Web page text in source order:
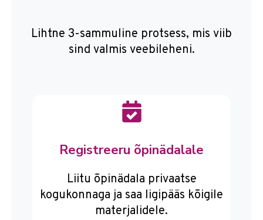
Lihtne 3-sammuline protsess, mis viib
sind valmis veebileheni.
Registreeru õpinädalale
Liitu õpinädala privaatse
kogukonnaga ja saa ligipääs kõigile
materjalidele.